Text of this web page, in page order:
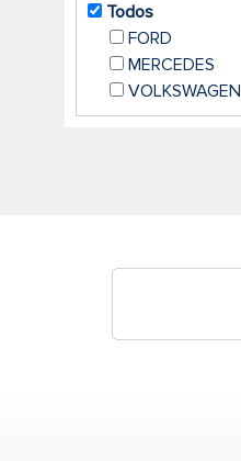
Todos
FORD
MERCEDES
VOLKSWAGEN